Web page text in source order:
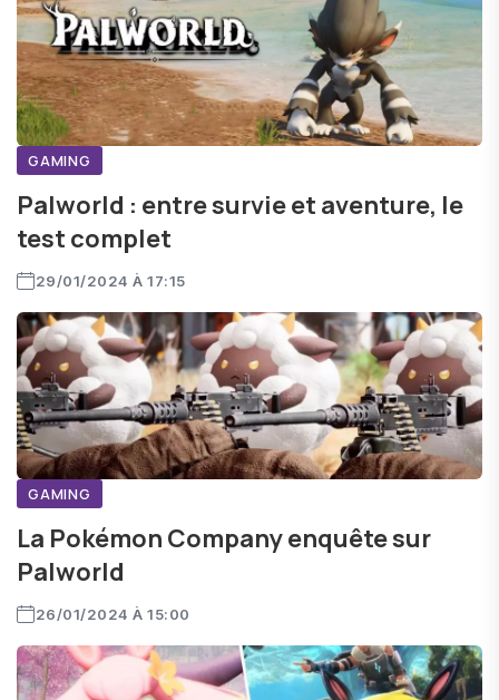
GAMING
Palworld : entre survie et aventure, le
test complet
29/01/2024 À 17:15
GAMING
La Pokémon Company enquête sur
Palworld
26/01/2024 À 15:00